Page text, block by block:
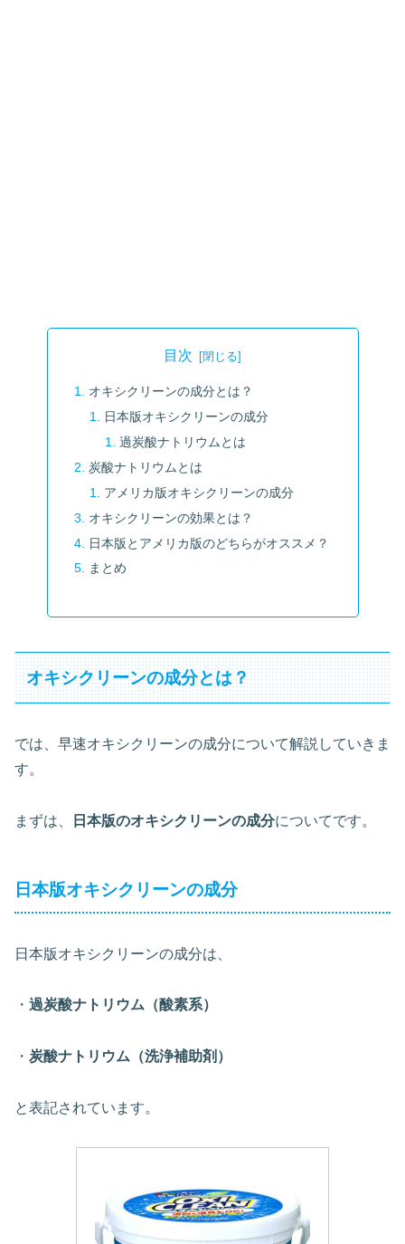
目次
オキシクリーンの成分とは？
日本版オキシクリーンの成分
過炭酸ナトリウムとは
炭酸ナトリウムとは
アメリカ版オキシクリーンの成分
オキシクリーンの効果とは？
日本版とアメリカ版のどちらがオススメ？
まとめ
オキシクリーンの成分とは？
では、早速オキシクリーンの成分について解説していきま
す。
まずは、 日本版のオキシクリーンの成分についてです。
日本版オキシクリーンの成分
日本版オキシクリーンの成分は、
・ 過炭酸ナトリウム（酸素系）
・ 炭酸ナトリウム（洗浄補助剤）
と表記されています。